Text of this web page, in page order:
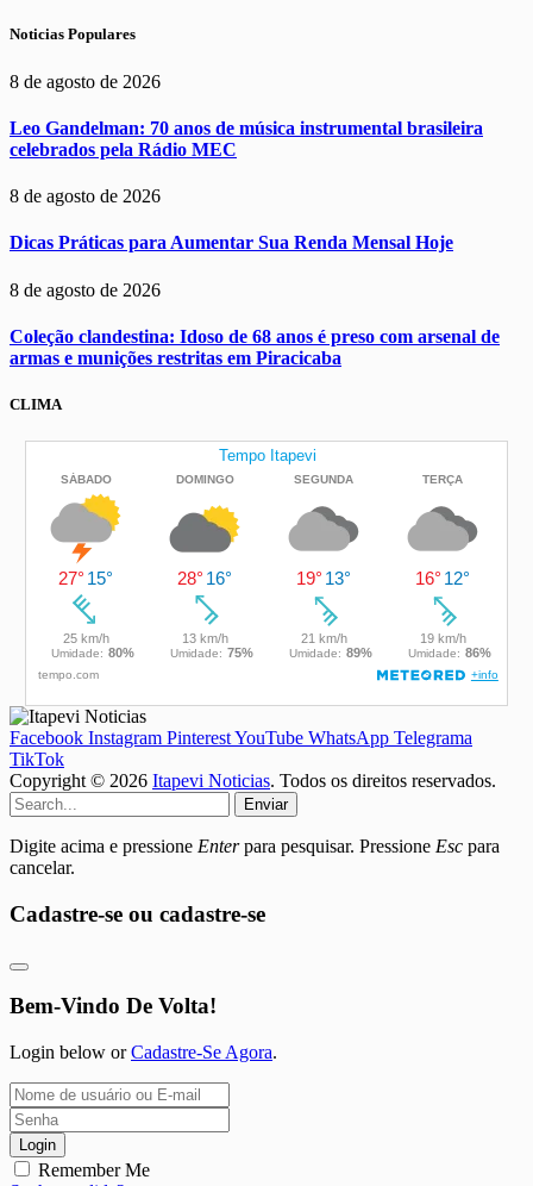
Noticias Populares
8 de agosto de 2026
Leo Gandelman: 70 anos de música instrumental brasileira
celebrados pela Rádio MEC
8 de agosto de 2026
Dicas Práticas para Aumentar Sua Renda Mensal Hoje
8 de agosto de 2026
Coleção clandestina: Idoso de 68 anos é preso com arsenal de
armas e munições restritas em Piracicaba
CLIMA
Facebook Instagram PinterestYouTube WhatsApp Telegrama
TikTok
Copyright © 2026 Itapevi Noticias. Todos os direitos reservados.
Enviar
Digite acima e pressione Enterpara pesquisar. Pressione Esc para
cancelar.
Cadastre-se ou cadastre-se
Bem-Vindo De Volta!
Login below orCadastre-Se Agora.
Login
Remember Me